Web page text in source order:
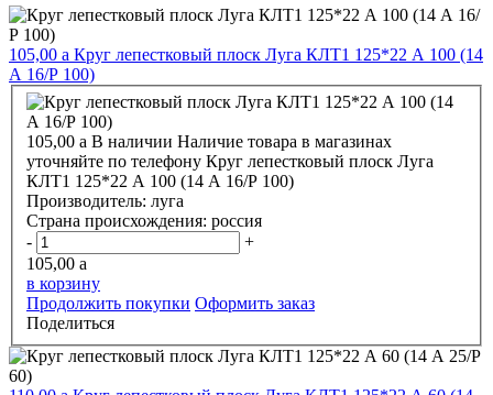
105,00 a Круг лепестковый плоск Луга КЛТ1 125*22 А 100 (14
А 16/Р 100)
105,00 a В наличии Наличие товара в магазинах
уточняйте по телефону Круг лепестковый плоск Луга
КЛТ1 125*22 А 100 (14 А 16/Р 100)
Производитель: луга
Страна происхождения: россия
-
+
105,00 a
в корзину
Продолжить покупки Оформить заказ
Поделиться